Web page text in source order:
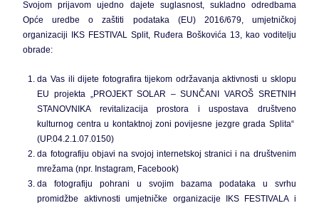
Svojom prijavom ujedno dajete suglasnost, sukladno odredbama
Opće uredbe o zaštiti podataka (EU) 2016/679, umjetničkoj
organizaciji IKS FESTIVAL Split, Ruđera Boškovića 13, kao voditelju
obrade:
da Vas ili dijete fotografira tijekom održavanja aktivnosti u sklopu
EU projekta „PROJEKT SOLAR – SUNČANI VAROŠ SRETNIH
STANOVNIKA revitalizacija prostora i uspostava društveno
kulturnog centra u kontaktnoj zoni povijesne jezgre grada Splita“
(UP.04.2.1.07.0150)
da fotografiju objavi na svojoj internetskoj stranici i na društvenim
mrežama (npr. Instagram, Facebook)
da fotografiju pohrani u svojim bazama podataka u svrhu
promidžbe aktivnosti umjetničke organizacije IKS FESTIVALA i